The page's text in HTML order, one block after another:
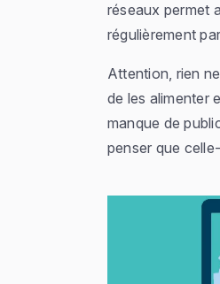
réseaux permet
régulièrement
Attention, rien
de les alimenter
manque de
penser que